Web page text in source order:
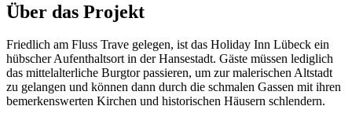
Über das Projekt
Friedlich am Fluss Trave gelegen, ist das Holiday Inn Lübeck ein
hübscher Aufenthaltsort in der Hansestadt. Gäste müssen lediglich
das mittelalterliche Burgtor passieren, um zur malerischen Altstadt
zu gelangen und können dann durch die schmalen Gassen mit ihren
bemerkenswerten Kirchen und historischen Häusern schlendern.